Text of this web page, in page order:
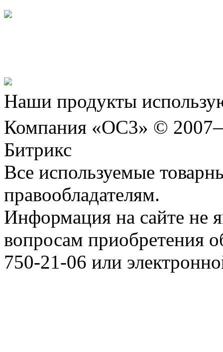
Наши продукты
Компания «ОС3» ©
Битрикс
Все используемые
правообладателям.
Информация на сайте не
вопросам приобретения
750-21-06 или